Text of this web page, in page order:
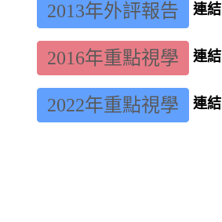
2013年外評報告 連結
2016年重點視學 連結
2022年重點視學 連結